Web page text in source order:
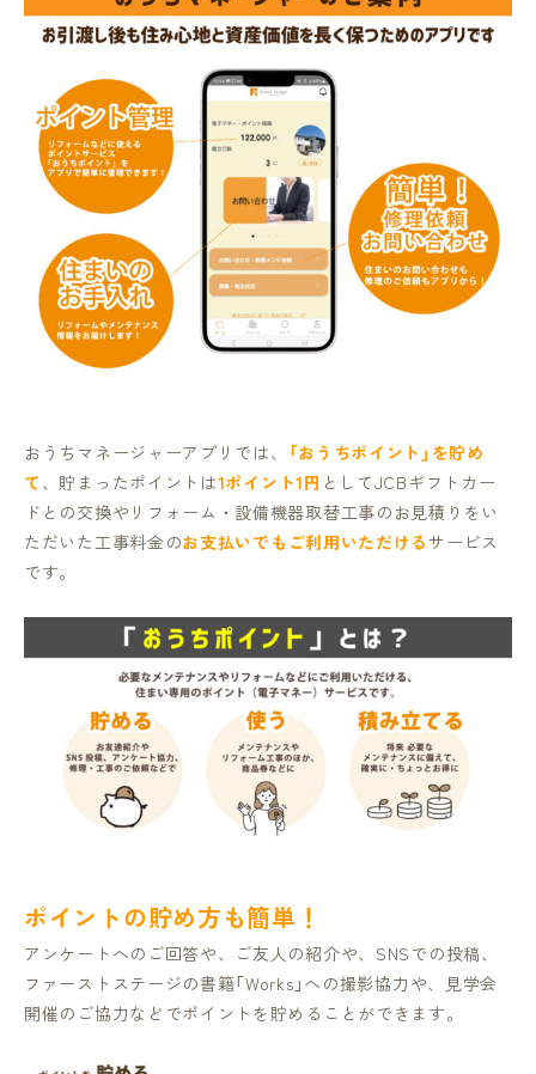
おうちマネージャーアプリでは、
「おうちポイント」を貯め
て 、貯まったポイントは1ポイント1円 としてJCBギフトカー
ドとの交換やリフォーム・設備機器取替工事のお見積りをい
ただいた工事料金のお支払いでもご利用いただけるサービス
です。
ポイントの貯め方も簡単！
アンケートへのご回答や、ご友人の紹介や、SNSでの投稿、
ファーストステージの書籍「Works」への撮影協力や、見学会
開催のご協力などでポイントを貯めることができます。